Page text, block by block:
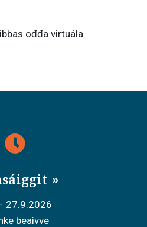
ođđa virtuála
27.9.2026
beaivve